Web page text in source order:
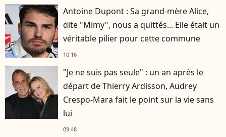
Antoine Dupont : Sa grand-mère Alice,
dite "Mimy", nous a quittés... Elle était un
véritable pilier pour cette commune
10:16
"Je ne suis pas seule" : un an après le
départ de Thierry Ardisson, Audrey
Crespo-Mara fait le point sur la vie sans
lui
09:48